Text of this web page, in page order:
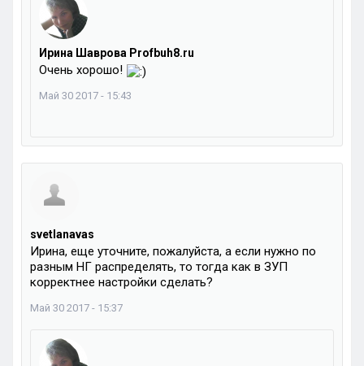
Ирина Шаврова Profbuh8.ru
Очень хорошо!
Май 30 2017 - 15:43
svetlanavas
Ирина, еще уточните, пожалуйста, а если нужно по
разным НГ распределять, то тогда как в ЗУП
корректнее настройки сделать?
Май 30 2017 - 15:37